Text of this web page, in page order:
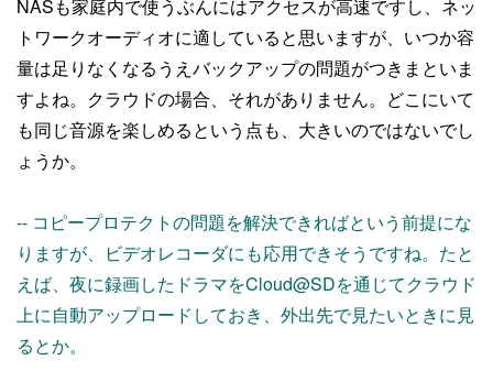
NASも家庭内で使うぶんにはアクセスが高速ですし、ネッ
トワークオーディオに適していると思いますが、いつか容
量は足りなくなるうえバックアップの問題がつきまといま
すよね。クラウドの場合、それがありません。どこにいて
も同じ音源を楽しめるという点も、大きいのではないでし
ょうか。
-- コピープロテクトの問題を解決できればという前提にな
りますが、ビデオレコーダにも応用できそうですね。たと
えば、夜に録画したドラマをCloud@SDを通じてクラウド
上に自動アップロードしておき、外出先で見たいときに見
るとか。